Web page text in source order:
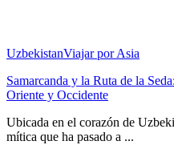
UzbekistanViajar por Asia
Samarcanda y la Ruta de la
Oriente y Occidente
Ubicada en el corazón de
mítica que ha pasado a ...